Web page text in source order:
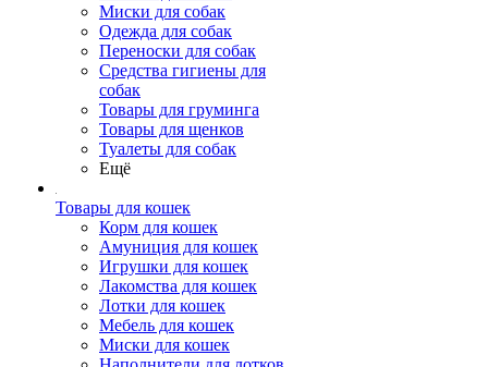
Миски для собак
Одежда для собак
Переноски для собак
Средства гигиены для
собак
Товары для груминга
Товары для щенков
Туалеты для собак
Ещё
Товары для кошек
Корм для кошек
Амуниция для кошек
Игрушки для кошек
Лакомства для кошек
Лотки для кошек
Мебель для кошек
Миски для кошек